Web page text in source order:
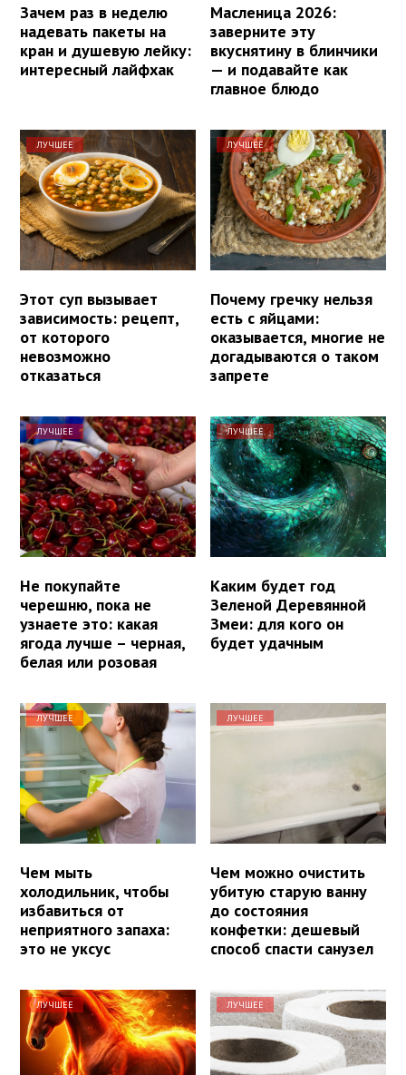
Зачем раз в неделю
надевать пакеты на
кран и душевую лейку:
интересный лайфхак
Масленица 2026:
заверните эту
вкуснятину в блинчики
— и подавайте как
главное блюдо
ЛУЧШЕЕ
Этот суп вызывает
зависимость: рецепт,
от которого
невозможно
отказаться
ЛУЧШЕЕ
Почему гречку нельзя
есть с яйцами:
оказывается, многие не
догадываются о таком
запрете
ЛУЧШЕЕ
Не покупайте
черешню, пока не
узнаете это: какая
ягода лучше – черная,
белая или розовая
ЛУЧШЕЕ
Каким будет год
Зеленой Деревянной
Змеи: для кого он
будет удачным
ЛУЧШЕЕ
Чем мыть
холодильник, чтобы
избавиться от
неприятного запаха:
это не уксус
ЛУЧШЕЕ
Чем можно очистить
убитую старую ванну
до состояния
конфетки: дешевый
способ спасти санузел
ЛУЧШЕЕ ЛУЧШЕЕ